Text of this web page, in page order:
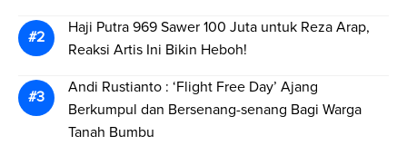
Haji Putra 969 Sawer 100 Juta untuk Reza Arap,
Reaksi Artis Ini Bikin Heboh!
Andi Rustianto : ‘Flight Free Day’ Ajang
Berkumpul dan Bersenang-senang Bagi Warga
Tanah Bumbu